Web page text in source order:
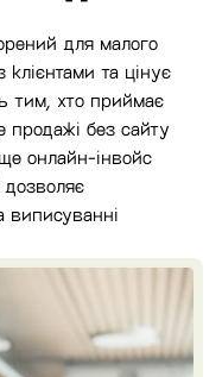
для малого
та цінує
тим, хто приймає
продажі без сайту
онлайн-інвойс
виписуванні